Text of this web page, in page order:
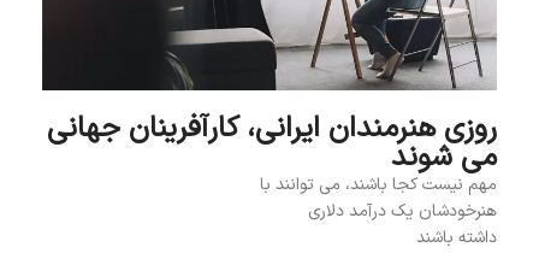
روزی هنرمندان ایرانی، کارآفرینان جهانی
می شوند
مهم نیست کجا باشند، می توانند با
هنرخودشان یک درآمد دلاری
داشته باشند